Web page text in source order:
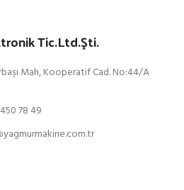
Tic.Ltd.Şti.
Mah, Kooperatif Cad. No:44/A
78 49